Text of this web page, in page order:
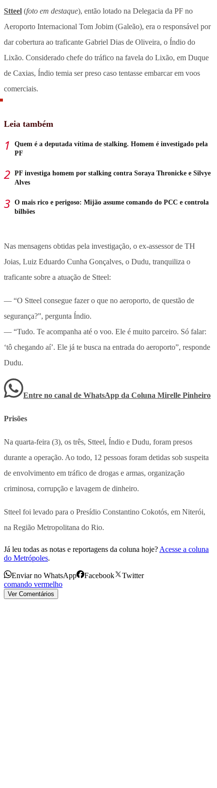
Stteel (foto em destaque), então lotado na Delegacia da PF no
Aeroporto Internacional Tom Jobim (Galeão), era o responsável por
dar cobertura ao traficante Gabriel Dias de Oliveira, o Índio do
Lixão. Considerado chefe do tráfico na favela do Lixão, em Duque
de Caxias, Índio temia ser preso caso tentasse embarcar em voos
comerciais.
Leia também
Quem é a deputada vítima de stalking. Homem é investigado pela
PF
PF investiga homem por stalking contra Soraya Thronicke e Silvye
Alves
O mais rico e perigoso: Mijão assume comando do PCC e controla
bilhões
Nas mensagens obtidas pela investigação, o ex-assessor de TH
Joias, Luiz Eduardo Cunha Gonçalves, o Dudu, tranquiliza o
traficante sobre a atuação de Stteel:
— “O Stteel consegue fazer o que no aeroporto, de questão de
segurança?”, pergunta Índio.
— “Tudo. Te acompanha até o voo. Ele é muito parceiro. Só falar:
‘tô chegando aí’. Ele já te busca na entrada do aeroporto”, responde
Dudu.
Entre no canal de WhatsApp da Coluna Mirelle Pinheiro
Prisões
Na quarta-feira (3), os três, Stteel, Índio e Dudu, foram presos
durante a operação. Ao todo, 12 pessoas foram detidas sob suspeita
de envolvimento em tráfico de drogas e armas, organização
criminosa, corrupção e lavagem de dinheiro.
Stteel foi levado para o Presídio Constantino Cokotós, em Niterói,
na Região Metropolitana do Rio.
Já leu todas as notas e reportagens da coluna hoje? Acesse a coluna
do Metrópoles.
Enviar no WhatsApp Facebook
Twitter
comando vermelho
Ver Comentários